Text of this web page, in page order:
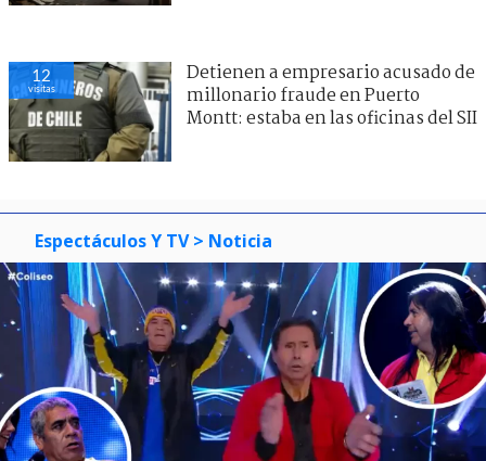
12
visitas
Detienen a empresario acusado de
millonario fraude en Puerto
Montt: estaba en las oficinas del SII
Espectáculos Y TV > Noticia